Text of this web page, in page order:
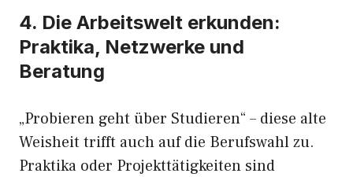
4. Die Arbeitswelt erkunden:
Praktika, Netzwerke und
Beratung
„Probieren geht über Studieren“ – diese alte
Weisheit trifft auch auf die Berufswahl zu.
Praktika oder Projekttätigkeiten sind